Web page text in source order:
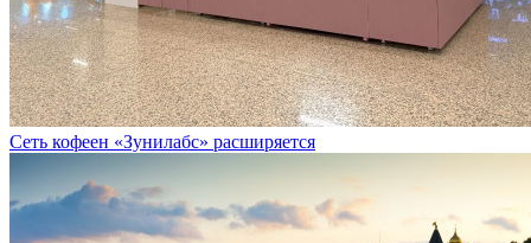
Сеть кофеен «Зунилабс» расширяется